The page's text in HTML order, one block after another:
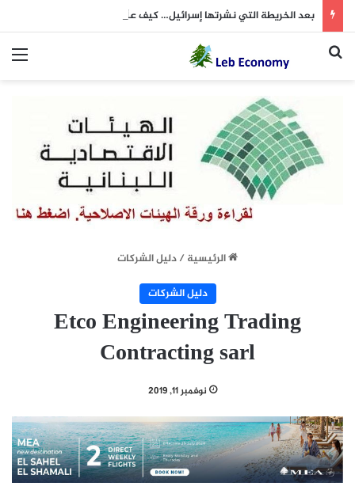
بعد الخريطة التي نشرتها إسرائيل… كيف علّق “الحزب”؟
بحث عن
الرئيسية/دليل الشركات
دليل الشركات
Etco Engineering Trading
Contracting sarl
نوفمبر 11, 2019